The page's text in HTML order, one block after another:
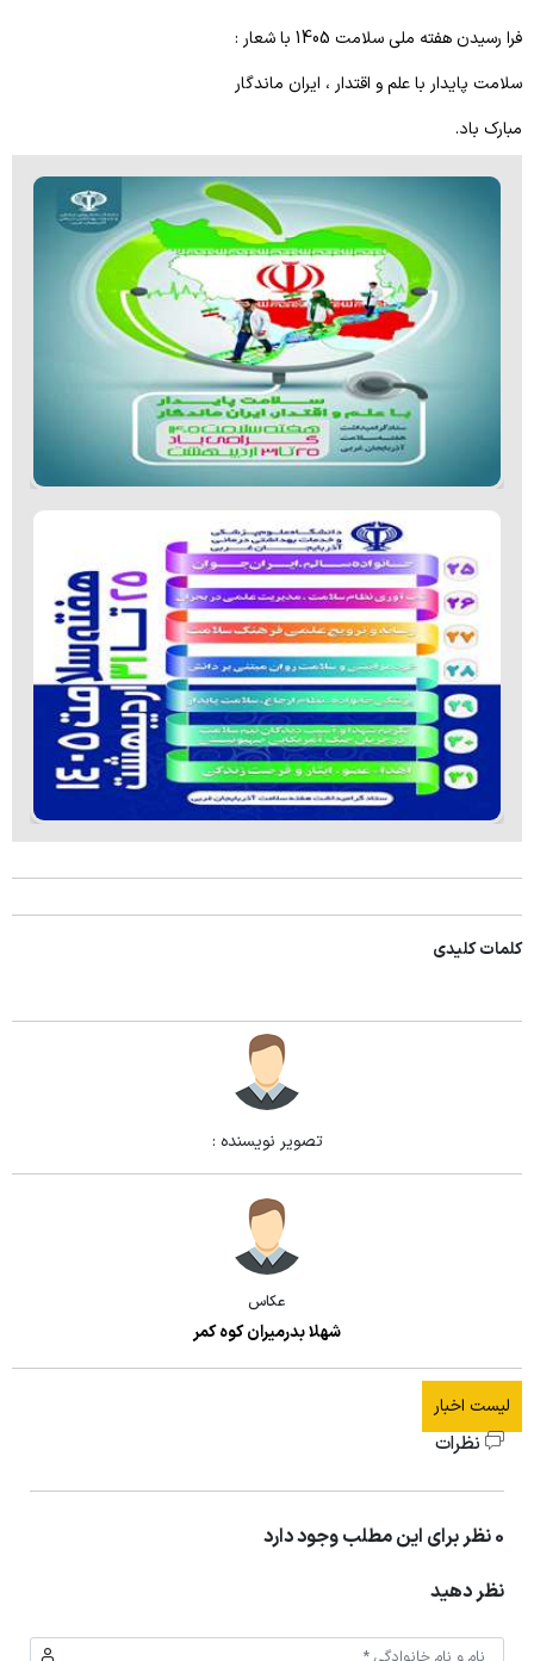
منشور حقوق بیمار
مراحل پذیرش بیماران
بیمه های طرف قرارداد
راهنمای طبقات
راهنمای دریافت نوبت از درمانگاه
فرا رسیدن هفته ملی سلامت 1405 با شعار :
سلامت پایدار با علم و اقتدار ، ایران ماندگار
مبارک باد.
کلمات کلیدی
تصویر نویسنده :
عکاس
شهلا بدرمیران کوه کمر
لیست اخبار
نظرات
0 نظر برای این مطلب وجود دارد
نظر دهید